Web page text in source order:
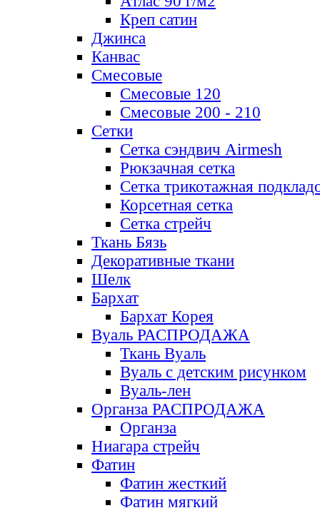
Креп сатин
Джинса
Канвас
Смесовые
Смесовые 120
Смесовые 200 - 210
Сетки
Сетка сэндвич Airmesh
Рюкзачная сетка
Сетка трикотажная
Корсетная сетка
Сетка стрейч
Ткань Бязь
Декоративные ткани
Шелк
Бархат
Бархат Корея
Вуаль РАСПРОДАЖА
Ткань Вуаль
Вуаль с детским рисунком
Вуаль-лен
Органза РАСПРОДАЖА
Органза
Ниагара стрейч
Фатин
Фатин жесткий
Фатин мягкий